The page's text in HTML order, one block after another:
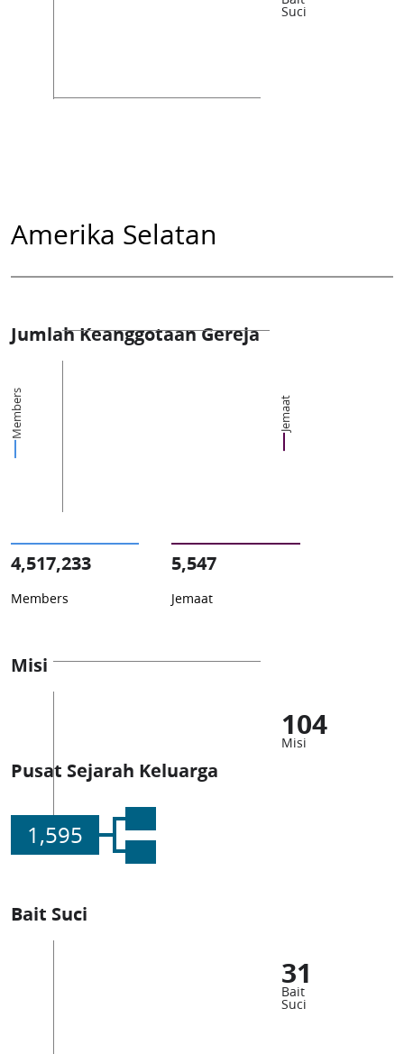
Suci
Amerika Selatan
Jumlah Keanggotaan Gereja
Members Jemaat
4,517,233
Members
5,547
Jemaat
Misi
104
Misi
Pusat Sejarah Keluarga
1,595
Bait Suci
31
Bait
Suci